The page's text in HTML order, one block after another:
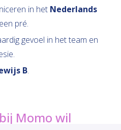
in het Nederlands
pré.
gevoel in het team en
B.
Momo wil